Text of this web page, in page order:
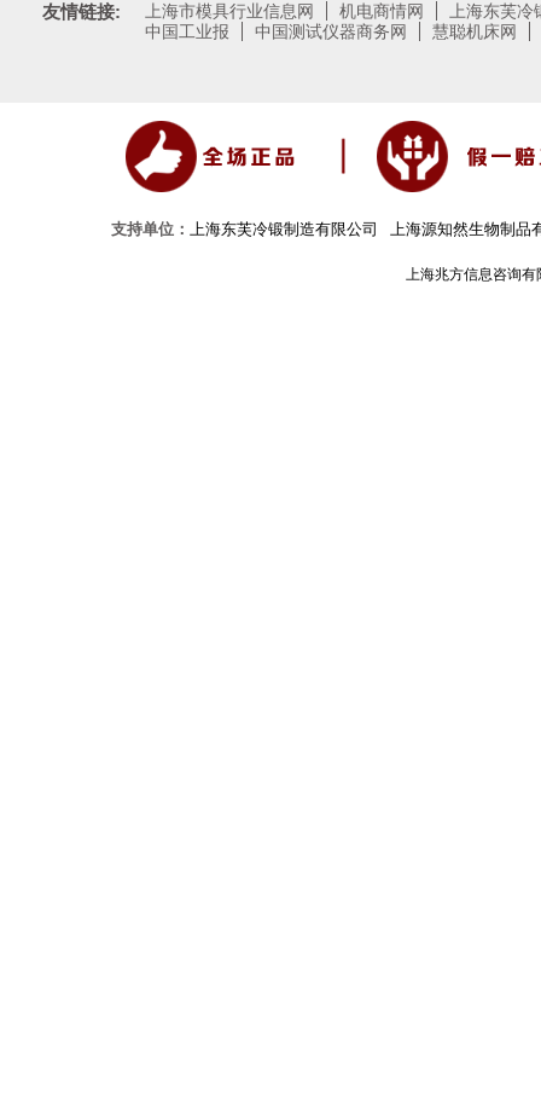
友情链接: 上海市模具行业信息网 机电商情网
上海东芙
中国工业报
中国测试仪器商务网 慧聪机床网
支持单位： 上海东芙冷锻制造有限公司 上海源知然生物制品
上海兆方信息咨询